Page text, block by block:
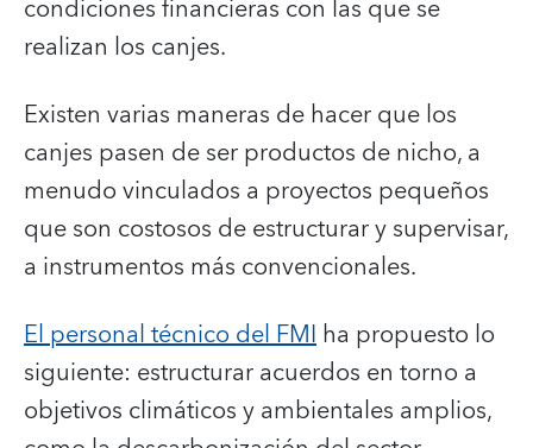
condiciones financieras con las que se
realizan los canjes.
Existen varias maneras de hacer que los
canjes pasen de ser productos de nicho, a
menudo vinculados a proyectos pequeños
que son costosos de estructurar y supervisar,
a instrumentos más convencionales.
El personal técnico del FMIha propuesto lo
siguiente: estructurar acuerdos en torno a
objetivos climáticos y ambientales amplios,